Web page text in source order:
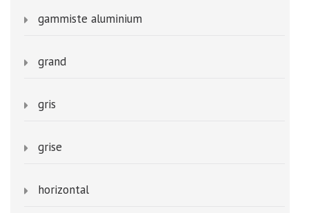
gammiste aluminium
grand
gris
grise
horizontal